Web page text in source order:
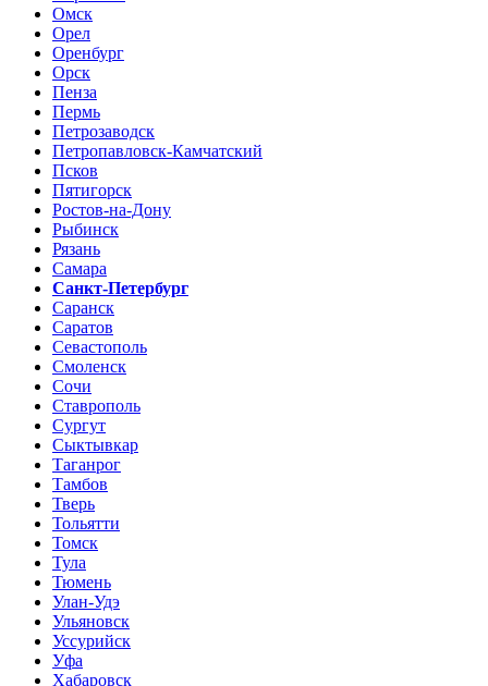
Омск
Орел
Оренбург
Орск
Пенза
Пермь
Петрозаводск
Петропавловск-Камчатский
Псков
Пятигорск
Ростов-на-Дону
Рыбинск
Рязань
Самара
Санкт-Петербург
Саранск
Саратов
Севастополь
Смоленск
Сочи
Ставрополь
Сургут
Сыктывкар
Таганрог
Тамбов
Тверь
Тольятти
Томск
Тула
Тюмень
Улан-Удэ
Ульяновск
Уссурийск
Уфа
Хабаровск